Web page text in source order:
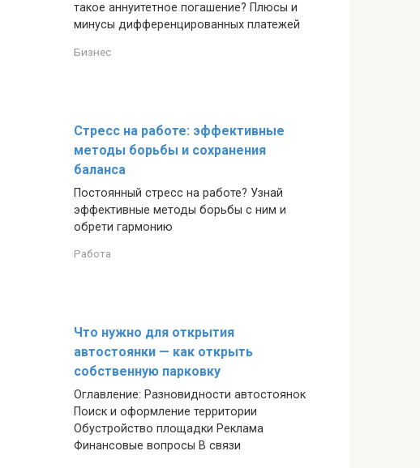
такое аннуитетное погашение? Плюсы и
минусы дифференцированных платежей
Бизнес
Стресс на работе: эффективные
методы борьбы и сохранения
баланса
Постоянный стресс на работе? Узнай
эффективные методы борьбы с ним и
обрети гармонию
Работа
Что нужно для открытия
автостоянки — как открыть
собственную парковку
Оглавление: Разновидности автостоянок
Поиск и оформление территории
Обустройство площадки Реклама
Финансовые вопросы В связи